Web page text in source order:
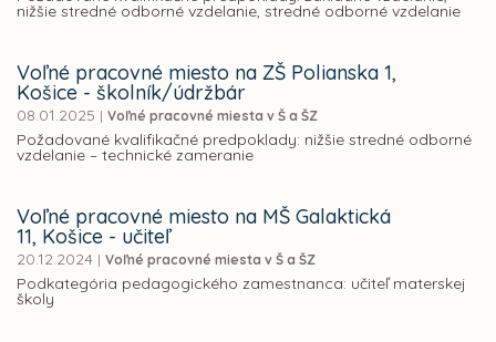
nižšie stredné odborné vzdelanie, stredné odborné vzdelanie
Voľné pracovné miesto na ZŠ Polianska 1,
Košice - školník/údržbár
08.01.2025 | Voľné pracovné miesta v Š a ŠZ
Požadované kvalifikačné predpoklady: nižšie stredné odborné
vzdelanie – technické zameranie
Voľné pracovné miesto na MŠ Galaktická
11, Košice - učiteľ
20.12.2024 | Voľné pracovné miesta v Š a ŠZ
Podkategória pedagogického zamestnanca: učiteľ materskej
školy